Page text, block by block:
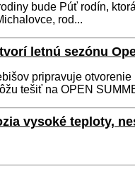
bude Púť rodín,
rod...
letnú sezónu
pripravuje
tešiť na OPEN
vysoké teploty,